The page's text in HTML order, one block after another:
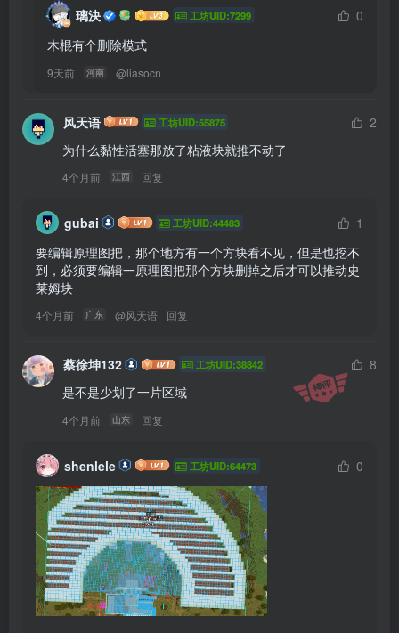
璃決 工坊UID:7299
0
木棍有个删除模式
9天前 河南 @liasocn
风天语 工坊UID:55875
2
为什么黏性活塞那放了粘液块就推不动了
4个月前 江西 回复
gubai 工坊UID:44483
1
要编辑原理图把，那个地方有一个方块看不见，但是也挖不
到，必须要编辑一原理图把那个方块删掉之后才可以推动史
莱姆块
4个月前 广东 @风天语 回复
蔡徐坤132 工坊UID:38842
8
是不是少划了一片区域
4个月前 山东 回复
shenlele 工坊UID:64473 0